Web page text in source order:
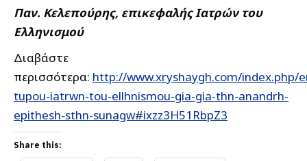
Παν. Κελεπούρης, επικεφαλής Ιατρών του
Ελληνισμού
Διαβάστε
περισσότερα: http://www.xryshaygh.com/index.php/
tupou-iatrwn-tou-ellhnismou-gia-gia-thn-anandrh-
epithesh-sthn-sunagw#ixzz3H51RbpZ3
Share this: